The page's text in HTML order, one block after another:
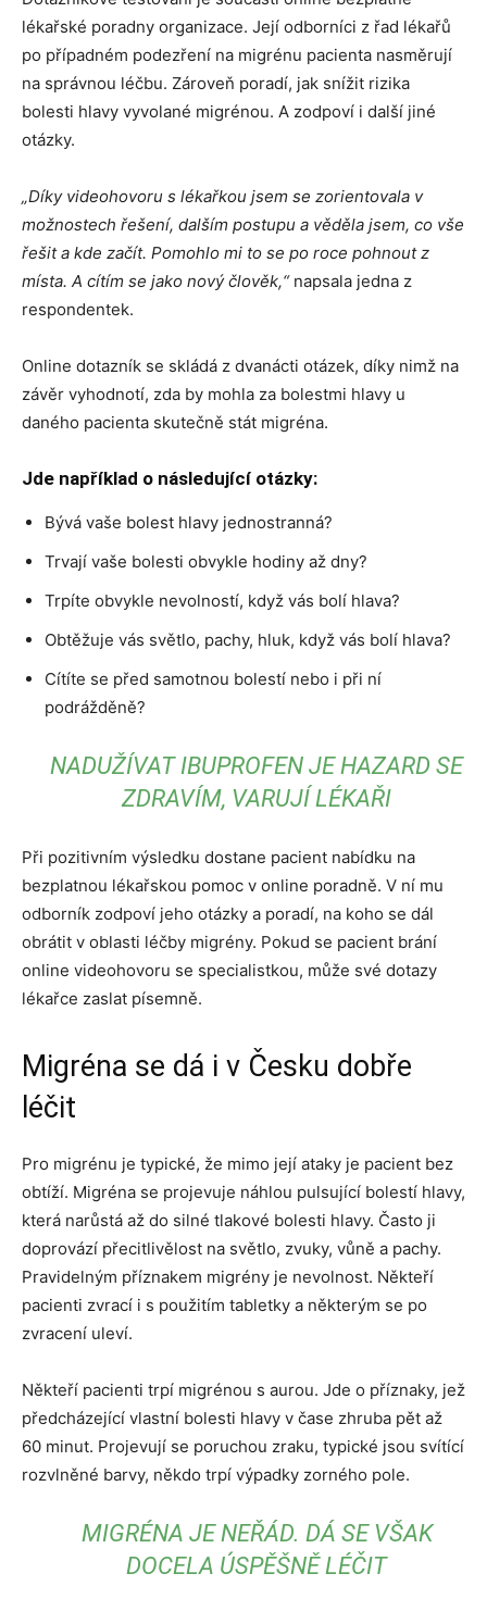
lékařské poradny organizace. Její odborníci z řad lékařů
po případném podezření na migrénu pacienta nasměrují
na správnou léčbu. Zároveň poradí, jak snížit rizika
bolesti hlavy vyvolané migrénou. A zodpoví i další jiné
otázky.
„Díky videohovoru s lékařkou jsem se zorientovala v
možnostech řešení, dalším postupu a věděla jsem, co vše
řešit a kde začít. Pomohlo mi to se po roce pohnout z
místa. A cítím se jako nový člověk,“napsala jedna z
respondentek.
Online dotazník se skládá z dvanácti otázek, díky nimž na
závěr vyhodnotí, zda by mohla za bolestmi hlavy u
daného pacienta skutečně stát migréna.
Jde například o následující otázky:
Bývá vaše bolest hlavy jednostranná?
Trvají vaše bolesti obvykle hodiny až dny?
Trpíte obvykle nevolností, když vás bolí hlava?
Obtěžuje vás světlo, pachy, hluk, když vás bolí hlava?
Cítíte se před samotnou bolestí nebo i při ní
podrážděně?
NADUŽÍVAT IBUPROFEN JE HAZARD SE
ZDRAVÍM, VARUJÍ LÉKAŘI
Při pozitivním výsledku dostane pacient nabídku na
bezplatnou lékařskou pomoc v online poradně. V ní mu
odborník zodpoví jeho otázky a poradí, na koho se dál
obrátit v oblasti léčby migrény. Pokud se pacient brání
online videohovoru se specialistkou, může své dotazy
lékařce zaslat písemně.
Migréna se dá i v Česku dobře
léčit
Pro migrénu je typické, že mimo její ataky je pacient bez
obtíží. Migréna se projevuje náhlou pulsující bolestí hlavy,
která narůstá až do silné tlakové bolesti hlavy. Často ji
doprovází přecitlivělost na světlo, zvuky, vůně a pachy.
Pravidelným příznakem migrény je nevolnost. Někteří
pacienti zvrací i s použitím tabletky a některým se po
zvracení uleví.
Někteří pacienti trpí migrénou s aurou. Jde o příznaky, jež
předcházející vlastní bolesti hlavy v čase zhruba pět až
60 minut. Projevují se poruchou zraku, typické jsou svítící
rozvlněné barvy, někdo trpí výpadky zorného pole.
MIGRÉNA JE NEŘÁD. DÁ SE VŠAK
DOCELA ÚSPĚŠNĚ LÉČIT